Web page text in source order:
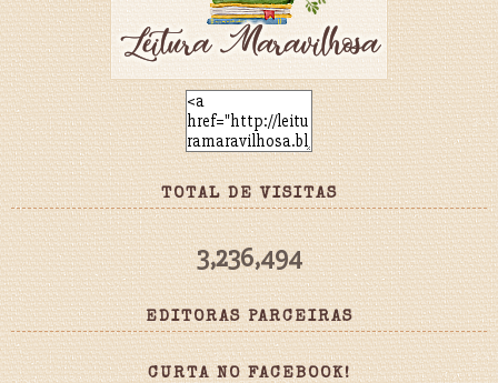
TOTAL DE VISITAS
3,236,494
EDITORAS PARCEIRAS
CURTA NO FACEBOOK!